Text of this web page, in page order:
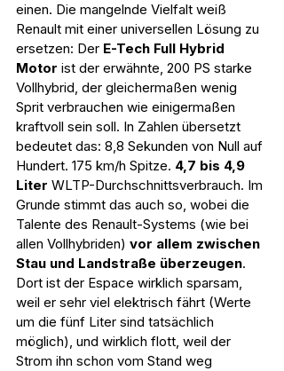
einen. Die mangelnde Vielfalt weiß
Renault mit einer universellen Lösung zu
ersetzen: Der E-Tech Full Hybrid
Motor ist der erwähnte, 200 PS starke
Vollhybrid, der gleichermaßen wenig
Sprit verbrauchen wie einigermaßen
kraftvoll sein soll. In Zahlen übersetzt
bedeutet das: 8,8 Sekunden von Null auf
Hundert. 175 km/h Spitze. 4,7 bis 4,9
Liter WLTP-Durchschnittsverbrauch. Im
Grunde stimmt das auch so, wobei die
Talente des Renault-Systems (wie bei
allen Vollhybriden) vor allem zwischen
Stau und Landstraße überzeugen.
Dort ist der Espace wirklich sparsam,
weil er sehr viel elektrisch fährt (Werte
um die fünf Liter sind tatsächlich
möglich), und wirklich flott, weil der
Strom ihn schon vom Stand weg